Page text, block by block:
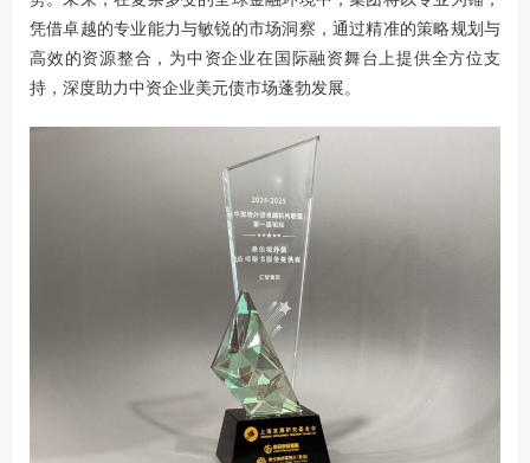
凭借卓越的专业能力与敏锐的市场洞察，通过精准的策略规划与
高效的资源整合，为中资企业在国际融资舞台上提供全方位支
持，深度助力中资企业美元债市场蓬勃发展。